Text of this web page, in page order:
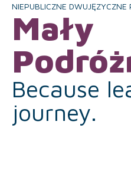
NIEPUBLICZNE DWUJĘZYCZNE
Mały
Because
journey.